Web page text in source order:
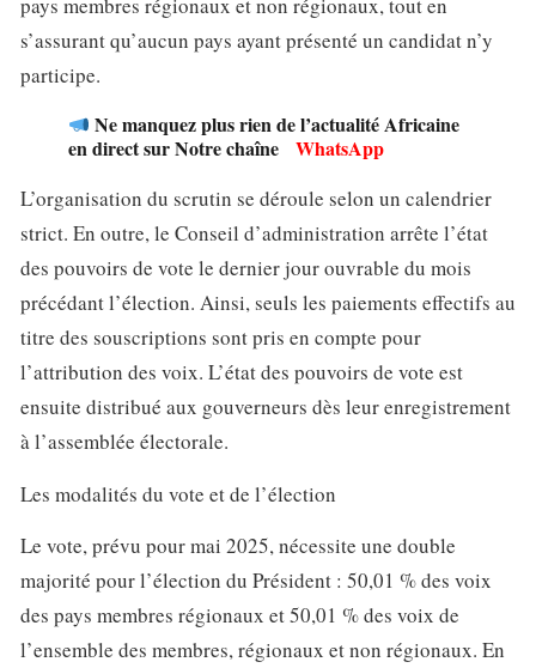
pays membres régionaux et non régionaux, tout en
s’assurant qu’aucun pays ayant présenté un candidat n’y
participe.
Ne manquez plus rien de l’actualité Africaine
en direct sur Notre chaîne WhatsApp
L’organisation du scrutin se déroule selon un calendrier
strict. En outre, le Conseil d’administration arrête l’état
des pouvoirs de vote le dernier jour ouvrable du mois
précédant l’élection. Ainsi, seuls les paiements effectifs au
titre des souscriptions sont pris en compte pour
l’attribution des voix. L’état des pouvoirs de vote est
ensuite distribué aux gouverneurs dès leur enregistrement
à l’assemblée électorale.
Les modalités du vote et de l’élection
Le vote, prévu pour mai 2025, nécessite une double
majorité pour l’élection du Président : 50,01 % des voix
des pays membres régionaux et 50,01 % des voix de
l’ensemble des membres, régionaux et non régionaux. En